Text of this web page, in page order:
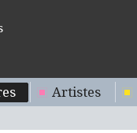
Artistes